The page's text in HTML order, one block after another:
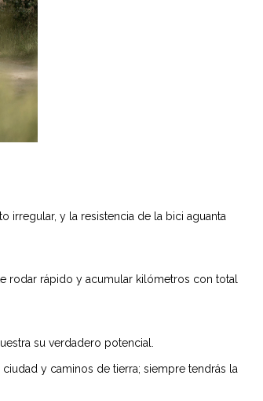
irregular, y la resistencia de la bici aguanta
rodar rápido y acumular kilómetros con total
su verdadero potencial.
y caminos de tierra; siempre tendrás la